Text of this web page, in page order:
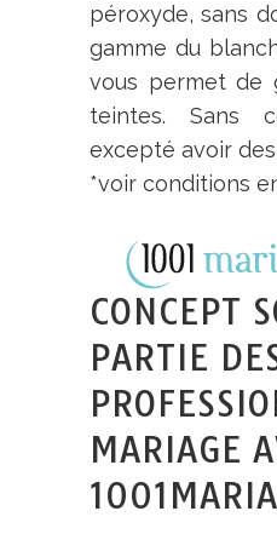
péroxyde, sans
gamme du
vous permet de
teintes. Sans
excepté avoir
*voir conditions
CONCEPT
PARTIE
MARIAGE